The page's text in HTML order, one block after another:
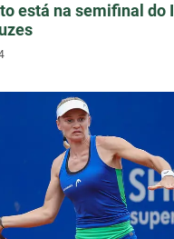
está na semifinal do